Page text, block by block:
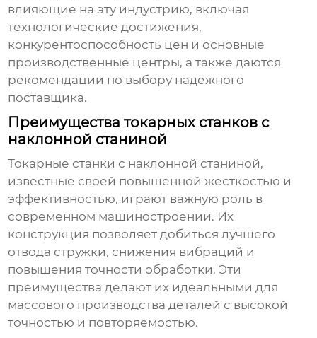
влияющие на эту индустрию, включая
технологические достижения,
конкурентоспособность цен и основные
производственные центры, а также даются
рекомендации по выбору надежного
поставщика.
Преимущества токарных станков с
наклонной станиной
Токарные станки с наклонной станиной,
известные своей повышенной жесткостью и
эффективностью, играют важную роль в
современном машиностроении. Их
конструкция позволяет добиться лучшего
отвода стружки, снижения вибраций и
повышения точности обработки. Эти
преимущества делают их идеальными для
массового производства деталей с высокой
точностью и повторяемостью.